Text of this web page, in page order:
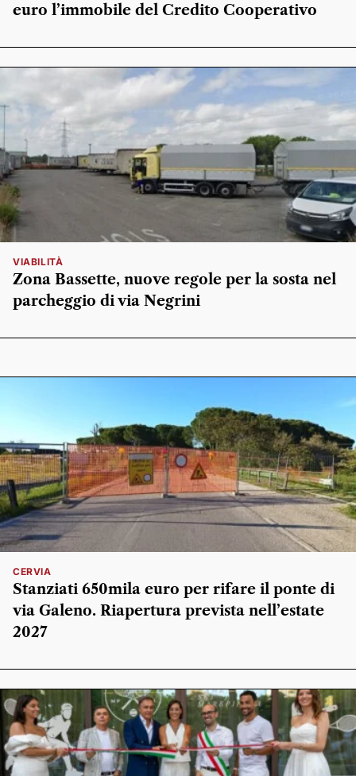
euro l’immobile del Credito Cooperativo
VIABILITÀ
Zona Bassette, nuove regole per la sosta nel
parcheggio di via Negrini
CERVIA
Stanziati 650mila euro per rifare il ponte di
via Galeno. Riapertura prevista nell’estate
2027